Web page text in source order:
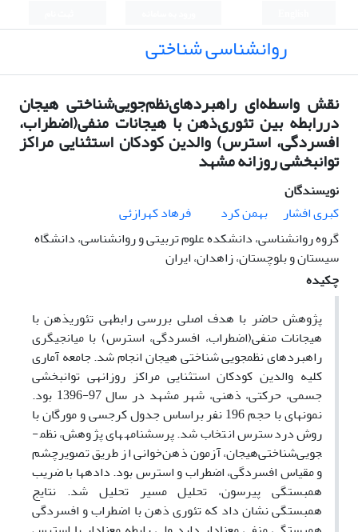
روانشناسی شناختی
نقش ‌واسطه‌ای ‌راهبردهای‌نظم‌جویی‌شناختی هیجان
دررابطه بین تئوری‌ذهن با هیجانات منفی(اضطراب،
افسردگی، استرس) والدین کودکان استثنایی مراکز
توانبخشی روزانه مشهد
نویسندگان
کبری افشار
بهمن کرد
فرهاد کهرازئی
گروه روانشناسی، دانشکده علوم تربیتی و روانشناسی، دانشگاه
سیستان و بلوچستان، زاهدان، ایران
چکیده
پژوهش حاضر با هدف اصلی بررسی رابطه­ی تئوری­ذهن با
هیجانات منفی(اضطراب، افسردگی، استرس) با میانجیگری
راهبردهای نظم­جویی شناختی هیجان انجام شد. جامعه آماری
کلیه والدین کودکان استثنایی مراکز روزانه­ی توانبخشی
جسمی، حرکتی، ذهنی، شهر مشهد در سال 97-1396 بود.
نمونه­ای با حجم 196 نفر براساس جدول کرجسی و مورگان با
روش دردسترس انتخاب شد. پرسشنامه­های پژوهش، نظم­
جویی‌شناختی‌هیجان، آزمون ذهن‌خوانی از طریق تصویرچشم
و مقیاس افسردگی، اضطراب و استرس بود. داده­ها با ضریب
همبستگی پیرسون، تحلیل مسیر تحلیل شد. نتایج
همبستگی نشان داد که تئوری ذهن با اضطراب و افسردگی